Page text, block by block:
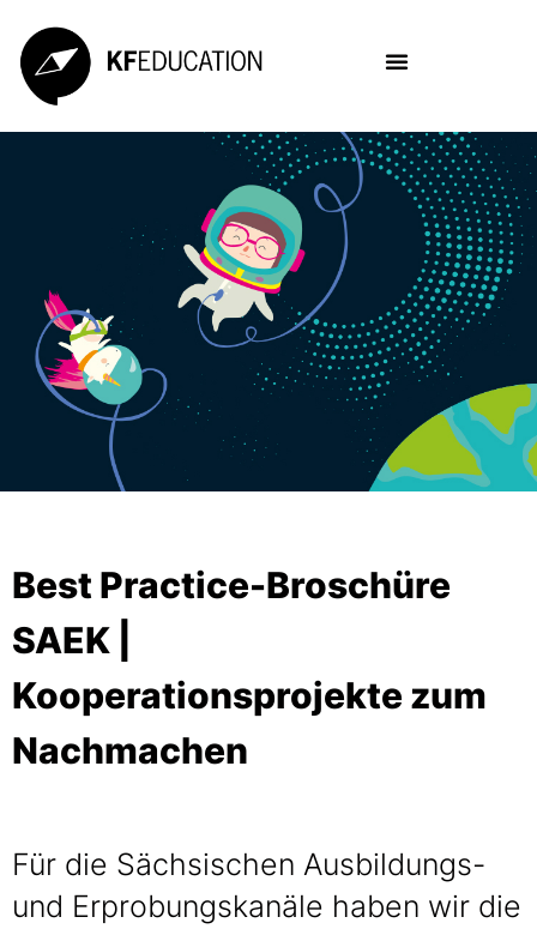
Best Practice-Broschüre
SAEK |
Kooperationsprojekte zum
Nachmachen
Für die Sächsischen Ausbildungs-
und Erprobungskanäle haben wir die